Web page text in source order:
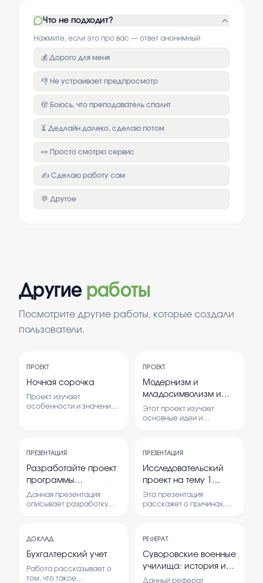
Что не подходит?
Нажмите, если это про вас — ответ анонимный
💰 Дорого для меня
👎 Не устраивает предпросмотр
🫣 Боюсь, что преподаватель спалит
⏳ Дедлайн далеко, сделаю потом
👀 Просто смотрю сервис
✍️ Сделаю работу сам
💬 Другое
Другие работы
Посмотрите другие работы, которые создали
пользователи.
ПРОЕКТ
Ночная сорочка
Проект изучает
особенности и значение
влияние на комфорт и
здоровье человека.
ПРОЕКТ
Модернизм и
младосимволизм и
его течения
Этот проект изучает
основные идеи и
нем рассматриваются их
особенности, течения и
ПРЕЗЕНТАЦИЯ
Разработайте проект
программы
логопедической
помощи для
аутистического
спектра с учетом
компонентов:
Данная презентация
описывает разработку
расстройствами
аутистического спектра. В
ней рассматриваются
диагностические,
коррекционные и
ПРЕЗЕНТАЦИЯ
Исследовательский
проект на тему 1
мировая война для 6
класса
Эта презентация
расскажет о причинах,
учеников 6 класса и
поможет понять важные
события этого времени.
ДОКЛАД
Бухгалтерский учет
Работа рассказывает о
том, что такое
РЕФЕРАТ
Суворовские военные
училища: история и
современность
Данный реферат